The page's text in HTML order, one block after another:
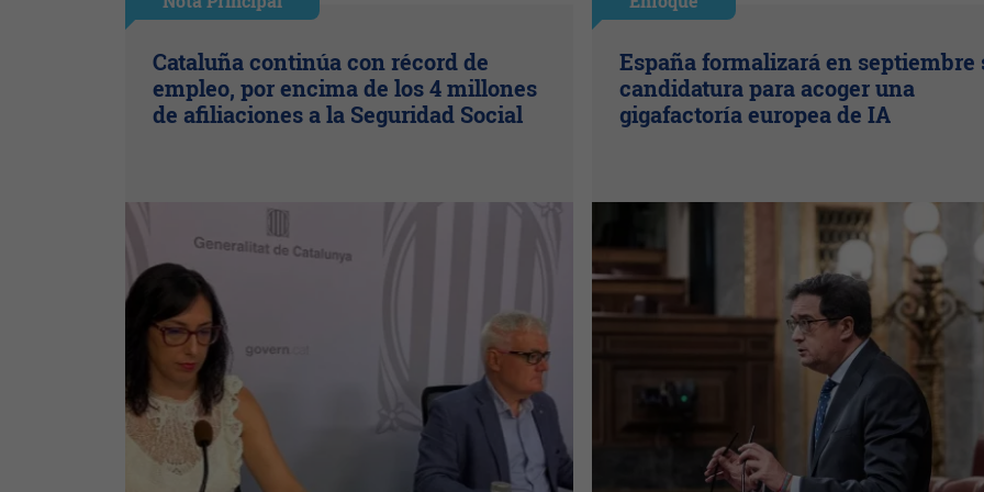
Cataluña continúa con récord de
empleo, por encima de los 4 millones
de afiliaciones a la Seguridad Social
España formalizará en septiembre
candidatura para acoger una
gigafactoría europea de IA